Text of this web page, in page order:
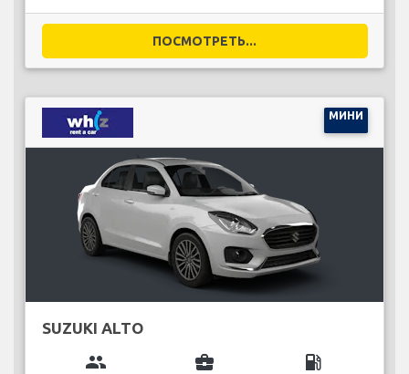
ПОСМОТРЕТЬ...
МИНИ
SUZUKI ALTO
group business_center local_gas_station